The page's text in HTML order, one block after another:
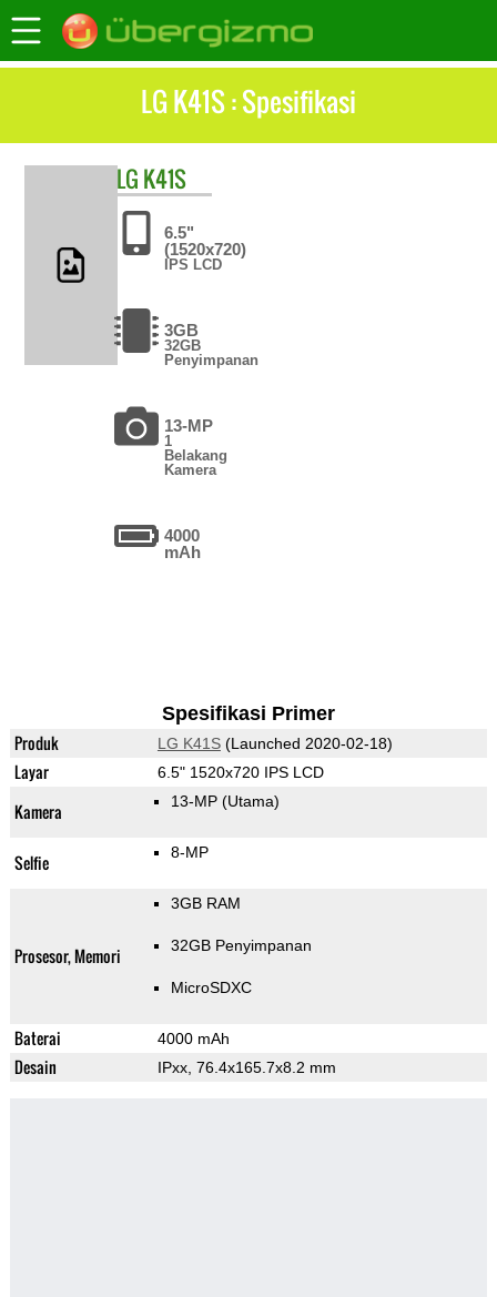
LG K41S : Spesifikasi
LG K41S
6.5"
(1520x720)
IPS LCD
3GB
32GB
Penyimpanan
13-MP
1
Belakang
Kamera
4000
mAh
Spesifikasi Primer
Produk LG K41S(Launched 2020-02-18)
Layar 6.5" 1520x720 IPS LCD
Kamera 13-MP (Utama)
Selfie 8-MP
Prosesor, Memori
3GB RAM
32GB Penyimpanan
MicroSDXC
Baterai 4000 mAh
Desain IPxx, 76.4x165.7x8.2 mm